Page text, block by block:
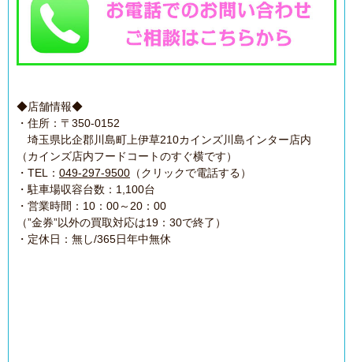
◆店舗情報◆
・住所：〒350-0152
埼玉県比企郡川島町上伊草210カインズ川島インター店内
（カインズ店内フードコートのすぐ横です）
・TEL： 049-297-9500 （クリックで電話する）
・駐車場収容台数：1,100台
・営業時間：10：00～20：00
（”金券”以外の買取対応は19：30で終了）
・定休日：無し/365日年中無休